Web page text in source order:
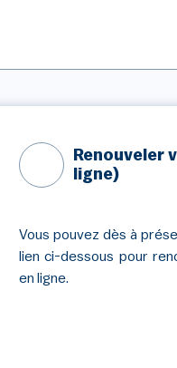
Renouveler
ligne)
Vous pouvez dès à
lien ci-dessous pour
en ligne.